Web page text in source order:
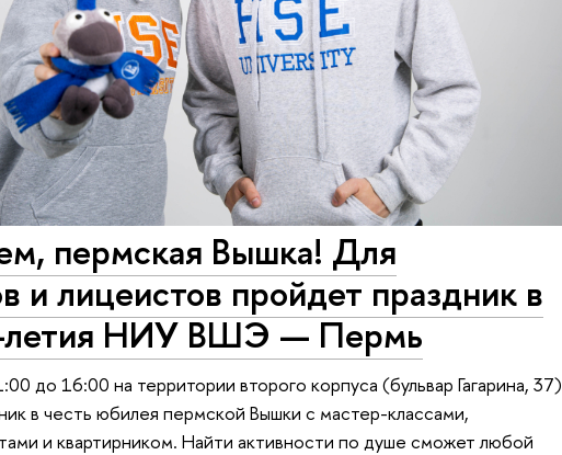
пермская Вышка! Для
и лицеистов пройдет праздник в
летия НИУ ВШЭ — Пермь
до 16:00 на территории второго корпуса (бульвар Гагарина, 37)
в честь юбилея пермской Вышки с мастер-классами,
и квартирником. Найти активности по душе сможет любой